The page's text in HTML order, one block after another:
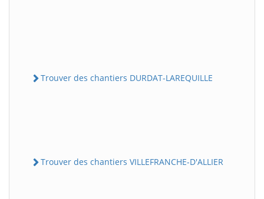
Trouver des chantiers DURDAT-LAREQUILLE
Trouver des chantiers VILLEFRANCHE-D'ALLIER